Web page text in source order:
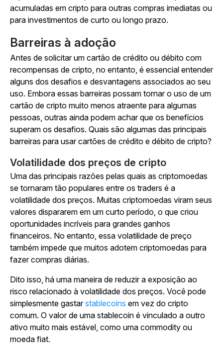
acumuladas em cripto para outras compras imediatas ou
para investimentos de curto ou longo prazo.
Barreiras à adoção
Antes de solicitar um cartão de crédito ou débito com
recompensas de cripto, no entanto, é essencial entender
alguns dos desafios e desvantagens associados ao seu
uso. Embora essas barreiras possam tornar o uso de um
cartão de cripto muito menos atraente para algumas
pessoas, outras ainda podem achar que os benefícios
superam os desafios. Quais são algumas das principais
barreiras para usar cartões de crédito e débito de cripto?
Volatilidade dos preços de cripto
Uma das principais razões pelas quais as criptomoedas
se tornaram tão populares entre os traders é a
volatilidade dos preços. Muitas criptomoedas viram seus
valores dispararem em um curto período, o que criou
oportunidades incríveis para grandes ganhos
financeiros. No entanto, essa volatilidade de preço
também impede que muitos adotem criptomoedas para
fazer compras diárias.
Dito isso, há uma maneira de reduzir a exposição ao
risco relacionado à volatilidade dos preços. Você pode
simplesmente gastarstablecoins em vez do cripto
comum. O valor de uma stablecoin é vinculado a outro
ativo muito mais estável, como uma commodity ou
moeda fiat.